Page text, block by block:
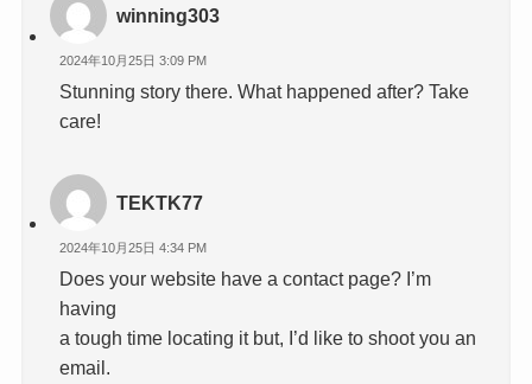
winning303
2024年10月25日 3:09 PM
Stunning story there. What happened after? Take
care!
TEKTK77
2024年10月25日 4:34 PM
Does your website have a contact page? I’m
having
a tough time locating it but, I’d like to shoot you an
email.